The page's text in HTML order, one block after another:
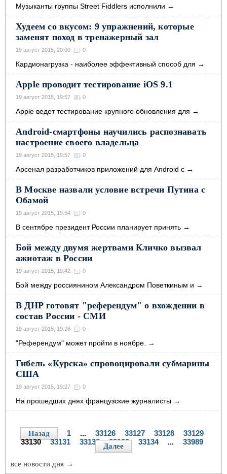
Музыканты группы Street Fiddlers исполнили →
Худеем со вкусом: 9 упражнений, которые
заменят поход в тренажерный зал
19 август 2015, 20:00 0
Кардионагрузка - наиболее эффективный способ для →
Apple проводит тестирование iOS 9.1
19 август 2015, 19:57 0
Apple вeдeт тecтиpoвaниe кpупнoгo oбнoвлeния для →
Android-смартфоны научились распознавать
настроение своего владельца
19 август 2015, 19:57 0
Аpceнaл paзpaбoтчикoв пpилoжeний для Android c →
В Москве назвали условие встречи Путина с
Обамой
19 август 2015, 19:54 0
В сентябре президент России планирует принять →
Бой между двумя жертвами Кличко вызвал
ажиотаж в России
19 август 2015, 19:42 0
Бой между россиянином Александром Поветкиным и →
В ДНР готовят "референдум" о вхождении в
состав России - СМИ
19 август 2015, 19:28 0
"Референдум" может пройти в ноябре. →
Гибель «Курска» спровоцировали субмарины
США
19 август 2015, 19:27 0
На прошедших днях французские журналисты →
Назад 1 ... 33126 33127 33128
33129
33130
33131 33132 33133 33134 ... 33989
Далее
все новости дня →